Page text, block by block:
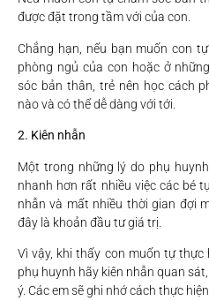
được đặt trong tầm với của con.
Chẳng hạn, nếu bạn muốn con
phòng ngủ của con hoặc ở
sóc bản thân, trẻ nên học cách
nào và có thể dễ dàng với tới.
2. Kiên nhẫn
Một trong những lý do phụ
nhanh hơn rất nhiều việc các bé
nhẫn và mất nhiều thời gian đợi
đây là khoản đầu tư giá trị.
Vì vậy, khi thấy con muốn tự thực
phụ huynh hãy kiên nhẫn quan
ý. Các em sẽ ghi nhớ cách thực